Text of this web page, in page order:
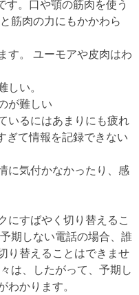
す。口や顎の筋肉を使う
筋肉の力にもかかわら
。
ユーモアや皮肉はわ
い。
が難しい
いるにはあまりにも疲れ
ぎて情報を記録できない
に気付かなかったり、感
にすばやく切り替えるこ
期しない電話の場合、誰
り替えることはできませ
は、したがって、予期し
かります。